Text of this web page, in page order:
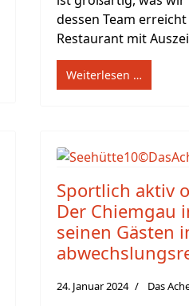
dessen Team
Restaurant mit
Weiterlesen …
Sportlich aktiv
Der Chiemgau
seinen Gästen
24. Januar 2024 Das